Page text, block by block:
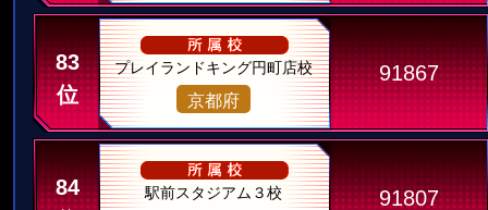
83
位
プレイランドキング円町店校
京都府
91867
84
駅前スタジアム３校 91807